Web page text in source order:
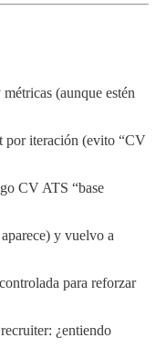
(aunque estén
por iteración (evito “CV
CV ATS “base
y vuelvo a
para reforzar
¿entiendo